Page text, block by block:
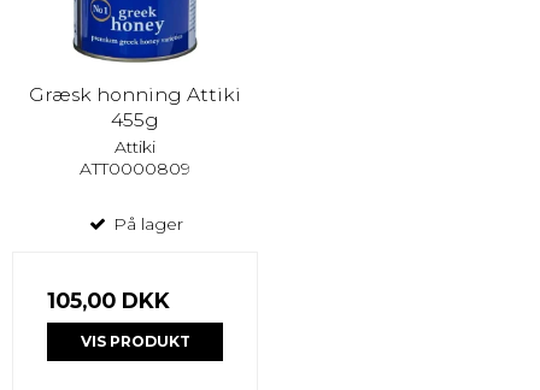
Græsk honning Attiki
455g
Attiki
ATT0000809
På lager
105,00 DKK
VIS PRODUKT